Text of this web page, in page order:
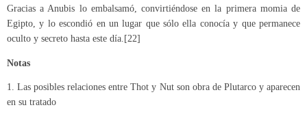
Gracias a Anubis lo embalsamó, convirtiéndose en la primera momia de
Egipto, y lo escondió en un lugar que sólo ella conocía y que permanece
oculto y secreto hasta este día.[22]
Notas
1. Las posibles relaciones entre Thot y Nut son obra de Plutarco y aparecen
en su tratado